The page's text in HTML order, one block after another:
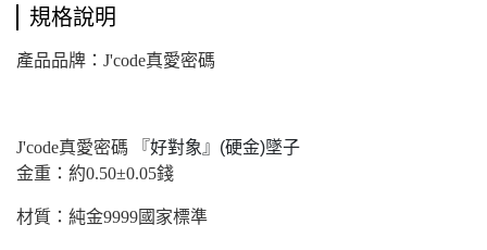
規格說明
產品品牌：J'code真愛密碼
J'code真愛密碼 『好對象』(硬金)墜子
金重：約0.50±0.05錢
材質：純金9999國家標準